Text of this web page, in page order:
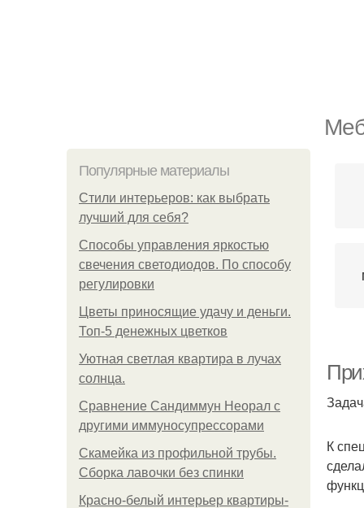
Популярные материалы
Стили интерьеров: как выбрать
лучший для себя?
Способы управления яркостью
свечения светодиодов. По способу
регулировки
Цветы приносящие удачу и деньги.
Топ-5 денежных цветков
Уютная светлая квартира в лучах
солнца.
Сравнение Сандиммун Неорал с
другими иммуносупрессорами
Скамейка из профильной трубы.
Сборка лавочки без спинки
Красно-белый интерьер квартиры-
К